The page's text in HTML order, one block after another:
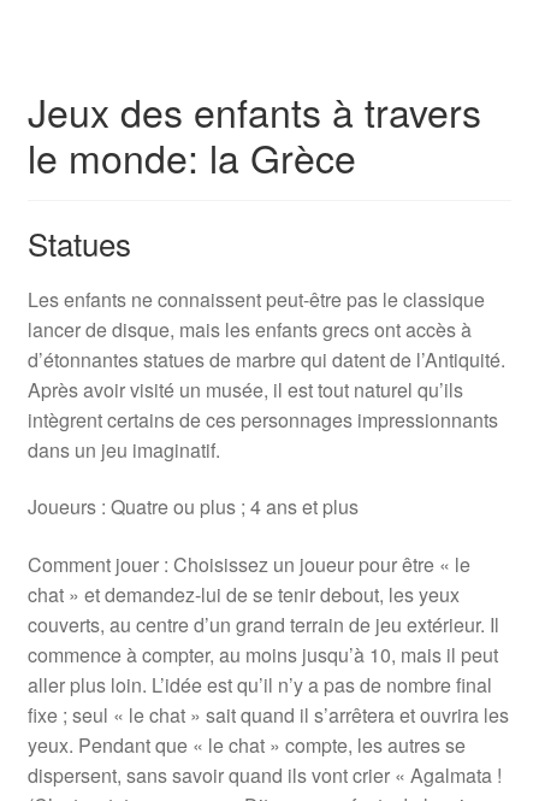
Jeux des enfants à travers
le monde: la Grèce
Statues
Les enfants ne connaissent peut-être pas le classique
lancer de disque, mais les enfants grecs ont accès à
d’étonnantes statues de marbre qui datent de l’Antiquité.
Après avoir visité un musée, il est tout naturel qu’ils
intègrent certains de ces personnages impressionnants
dans un jeu imaginatif.
Joueurs : Quatre ou plus ; 4 ans et plus
Comment jouer : Choisissez un joueur pour être « le
chat » et demandez-lui de se tenir debout, les yeux
couverts, au centre d’un grand terrain de jeu extérieur. Il
commence à compter, au moins jusqu’à 10, mais il peut
aller plus loin. L’idée est qu’il n’y a pas de nombre final
fixe ; seul « le chat » sait quand il s’arrêtera et ouvrira les
yeux. Pendant que « le chat » compte, les autres se
dispersent, sans savoir quand ils vont crier « Agalmata !